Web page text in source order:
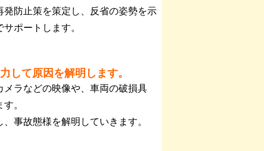
防止策を策定し、反省の姿勢を示
ポートします。
して原因を解明します。
ラなどの映像や、車両の破損具
。
事故態様を解明していきます。